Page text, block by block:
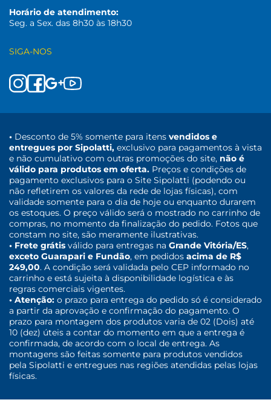
Horário de atendimento:
Seg. a Sex. das 8h30 às 18h30
SIGA-NOS
• Desconto de 5% somente para itens vendidos e
entregues por Sipolatti, exclusivo para pagamentos à vista
e não cumulativo com outras promoções do site, não é
válido para produtos em oferta. Preços e condições de
pagamento exclusivos para o Site Sipolatti (podendo ou
não refletirem os valores da rede de lojas físicas), com
validade somente para o dia de hoje ou enquanto durarem
os estoques. O preço válido será o mostrado no carrinho de
compras, no momento da finalização do pedido. Fotos que
constam no site, são meramente ilustrativas.
• Frete grátis válido para entregas na Grande Vitória/ES,
exceto Guarapari e Fundão, em pedidos acima de R$
249,00. A condição será validada pelo CEP informado no
carrinho e está sujeita à disponibilidade logística e às
regras comerciais vigentes.
• Atenção: o prazo para entrega do pedido só é considerado
a partir da aprovação e confirmação do pagamento. O
prazo para montagem dos produtos varia de 02 (Dois) até
10 (dez) úteis a contar do momento em que a entrega é
confirmada, de acordo com o local de entrega. As
montagens são feitas somente para produtos vendidos
pela Sipolatti e entregues nas regiões atendidas pelas lojas
físicas.